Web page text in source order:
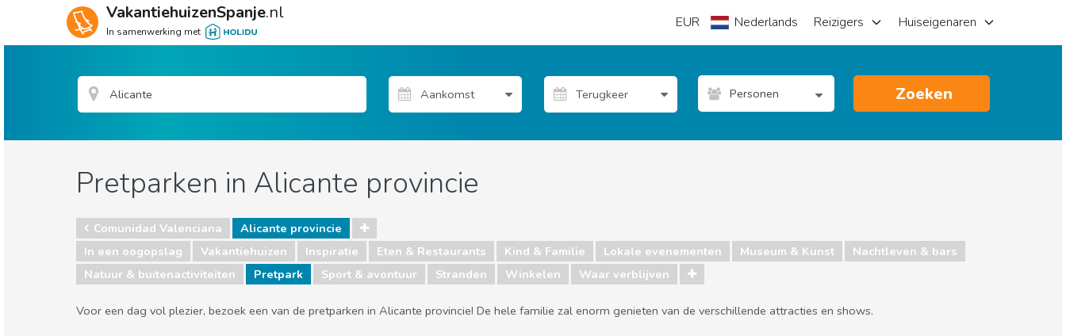
VakantiehuizenSpanje.nl
In samenwerking met
EUR Nederlands Reizigers Huiseigenaren
Personen Zoeken
Pretparken in Alicante provincie
Comunidad Valenciana
Alicante provincie
In een oogopslag
Vakantiehuizen Inspiratie Eten & Restaurants Kind & Familie Lokale evenementen Museum & Kunst
Nachtleven & bars
Natuur & buitenactiviteiten
Pretpark Sport & avontuur Stranden Winkelen Waar verblijven
Voor een dag vol plezier, bezoek een van de pretparken in Alicante provincie! De hele familie zal enorm genieten van de verschillende attracties en shows.